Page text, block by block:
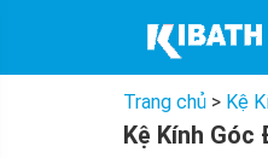
Trang chủ > Kệ
Kệ Kính Góc